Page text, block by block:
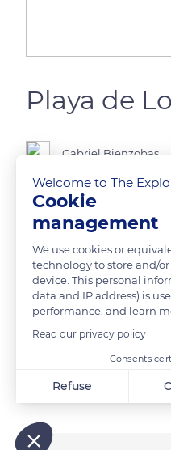
Playa de
Gabriel Bienzobas
La playa de Los Muertos es
cristalina de la zona. Esta
agua, de azul intenso, la
cualquier pueblo, y a mitad
READ MORE
Related
Welcome to The
Cookie
management
We use cookies or
technology to store and/
device. This personal
data and IP address) is
performance, and learn
Read our privacy policy
Consents
Refuse
Our platform empowers